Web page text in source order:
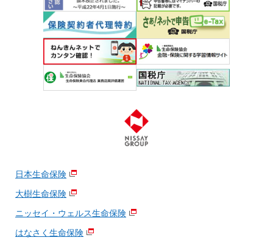
日本生命保険
大樹生命保険
ニッセイ・ウェルス生命保険
はなさく生命保険